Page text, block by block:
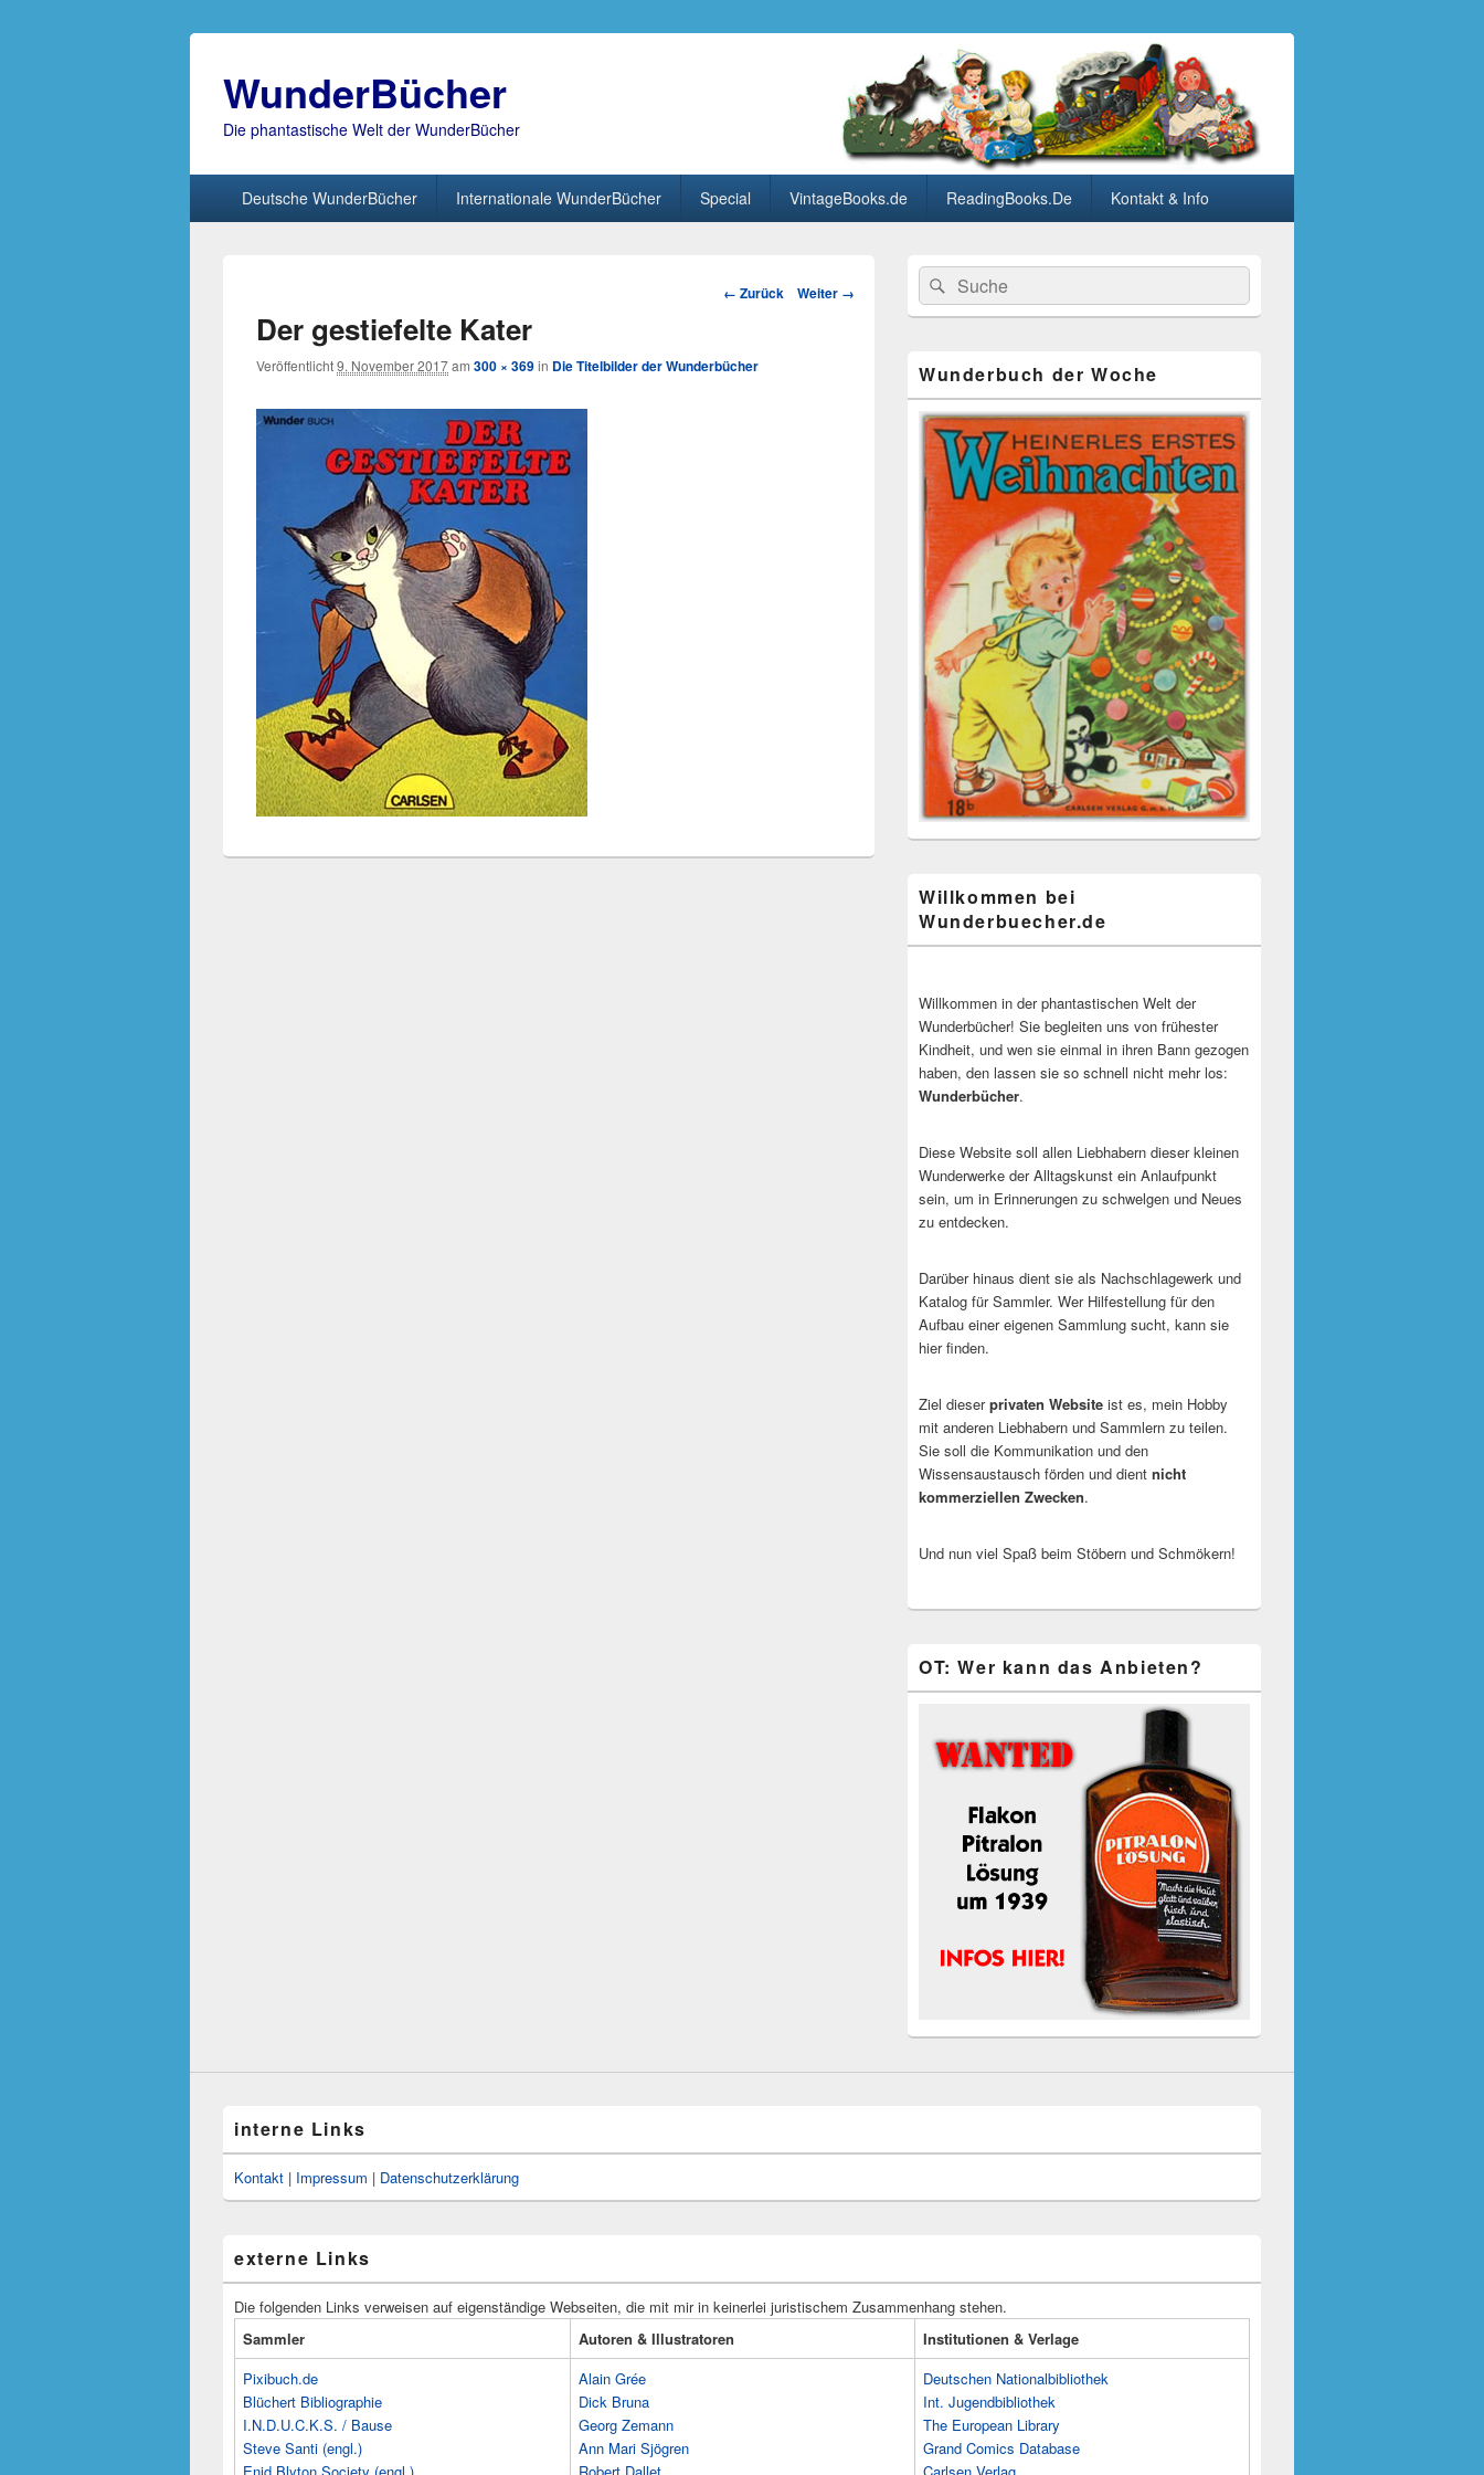
WunderBücher
Die phantastische Welt der WunderBücher
Deutsche WunderBücher Internationale WunderBücher Special VintageBooks.de ReadingBooks.De Kontakt & Info
Bild-
← Zurück Weiter →
Der gestiefelte Kater
Veröffentlicht9. November 2017am 300 × 369in Die Titelbilder der Wunderbücher
Primärer
Seitenleisten
Widget-
Bereich
Search
for:
Suche
Wunderbuch der Woche
Willkommen bei
Wunderbuecher.de
Willkommen in der phantastischen Welt der
Wunderbücher! Sie begleiten uns von frühester
Kindheit, und wen sie einmal in ihren Bann gezogen
haben, den lassen sie so schnell nicht mehr los:
Wunderbücher.
Diese Website soll allen Liebhabern dieser kleinen
Wunderwerke der Alltagskunst ein Anlaufpunkt
sein, um in Erinnerungen zu schwelgen und Neues
zu entdecken.
Darüber hinaus dient sie als Nachschlagewerk und
Katalog für Sammler. Wer Hilfestellung für den
Aufbau einer eigenen Sammlung sucht, kann sie
hier finden.
Ziel dieserprivaten Website ist es, mein Hobby
mit anderen Liebhabern und Sammlern zu teilen.
Sie soll die Kommunikation und den
Wissensaustausch förden und dient nicht
kommerziellen Zwecken.
Und nun viel Spaß beim Stöbern und Schmökern!
OT: Wer kann das Anbieten?
interne Links
Kontakt | Impressum | Datenschutzerklärung
externe Links
Die folgenden Links verweisen auf eigenständige Webseiten, die mit mir in keinerlei juristischem Zusammenhang stehen.
Sammler
Autoren & Illustratoren
Institutionen & Verlage
Pixibuch.de
Blüchert Bibliographie
I.N.D.U.C.K.S. / Bause
Steve Santi (engl.)
Alain Grée
Dick Bruna
Georg Zemann
Ann Mari Sjögren
Deutschen Nationalbibliothek
Int. Jugendbibliothek
The European Library
Grand Comics Database